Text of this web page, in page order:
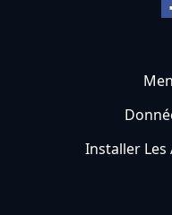
Installer Les